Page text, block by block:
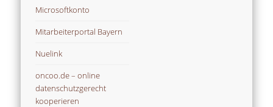
Microsoftkonto
Mitarbeiterportal Bayern
Nuelink
oncoo.de – online
datenschutzgerecht
kooperieren